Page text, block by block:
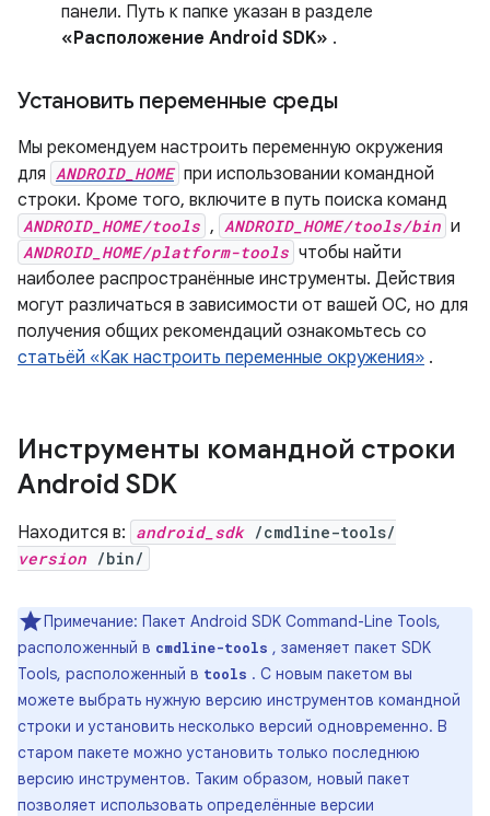
панели. Путь к папке указан в разделе
«Расположение Android SDK» .
Установить переменные среды
Мы рекомендуем настроить переменную окружения
для ANDROID_HOME при использовании командной
строки. Кроме того, включите в путь поиска команд
ANDROID_HOME/tools , ANDROID_HOME/tools/bin и
ANDROID_HOME/platform-tools чтобы найти
наиболее распространённые инструменты. Действия
могут различаться в зависимости от вашей ОС, но для
получения общих рекомендаций ознакомьтесь со
статьёй «Как настроить переменные окружения» .
Инструменты командной строки
Android SDK
Находится в: android_sdk/cmdline-tools/
version /bin/
Примечание: Пакет Android SDK Command-Line Tools,
расположенный в cmdline-tools , заменяет пакет SDK
Tools, расположенный в tools . С новым пакетом вы
можете выбрать нужную версию инструментов командной
строки и установить несколько версий одновременно. В
старом пакете можно установить только последнюю
версию инструментов. Таким образом, новый пакет
позволяет использовать определённые версии